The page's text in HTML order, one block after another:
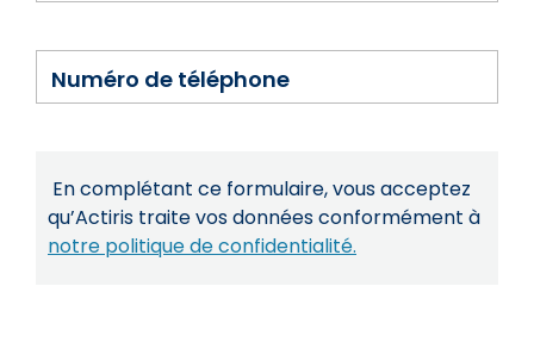
Numéro de téléphone
En complétant ce formulaire, vous acceptez
qu’Actiris traite vos données conformément à
notre politique de confidentialité.